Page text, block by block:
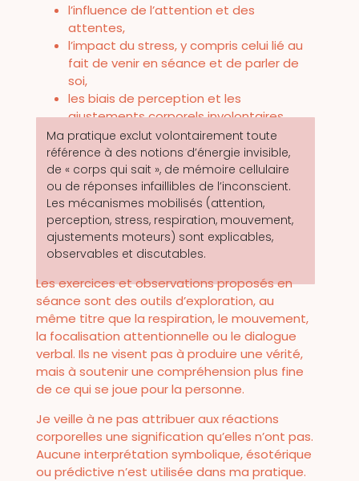
l’influence de l’attention et des
attentes,
l’impact du stress, y compris celui lié au
fait de venir en séance et de parler de
soi,
les biais de perception et les
ajustements corporels involontaires.
Ma pratique exclut volontairement toute
référence à des notions d’énergie invisible,
de « corps qui sait », de mémoire cellulaire
ou de réponses infaillibles de l’inconscient.
Les mécanismes mobilisés (attention,
perception, stress, respiration, mouvement,
ajustements moteurs) sont explicables,
observables et discutables.
Les exercices et observations proposés en
séance sont des outils d’exploration, au
même titre que la respiration, le mouvement,
la focalisation attentionnelle ou le dialogue
verbal. Ils ne visent pas à produire une vérité,
mais à soutenir une compréhension plus fine
de ce qui se joue pour la personne.
Je veille à ne pas attribuer aux réactions
corporelles une signification qu’elles n’ont pas.
Aucune interprétation symbolique, ésotérique
ou prédictive n’est utilisée dans ma pratique.